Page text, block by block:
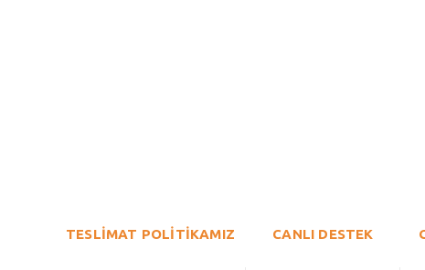
Ürün açıklamasında eksik bilgiler bulunuyor.
TESLİMAT POLİTİKAMIZ CANLI DESTEK